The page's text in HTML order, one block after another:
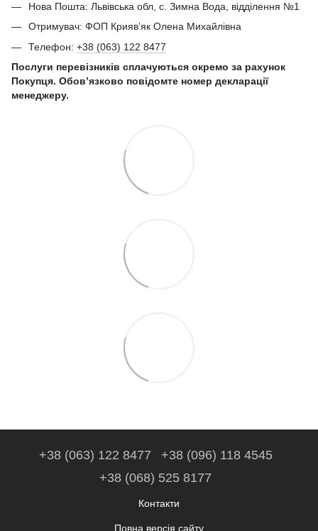
Нова Пошта: Львівська обл, с. Зимна Вода, відділення №1
Отримувач: ФОП Криявʼяк Олена Михайлівна
Телефон: +38 (063) 122 8477
Послуги перевізників сплачуються окремо за рахунок
Покупця. Обов’язково повідомте номер декларації
менеджеру.
+38 (063) 122 8477
+38 (096) 118 4545
+38 (068) 525 8177
Контакти
Повна версія сайту